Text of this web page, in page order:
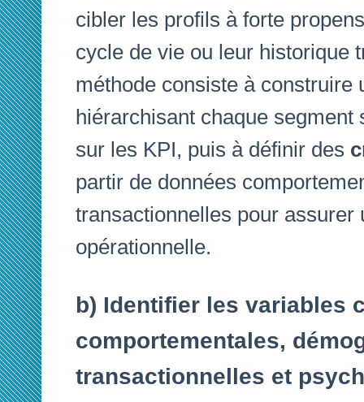
cibler les profils à forte
cycle de vie ou leur historique
méthode consiste à construire
hiérarchisant chaque segment
sur les KPI, puis à définir des
partir de données
transactionnelles pour assurer
opérationnelle.
b) Identifier les variables
comportementales,
transactionnelles et